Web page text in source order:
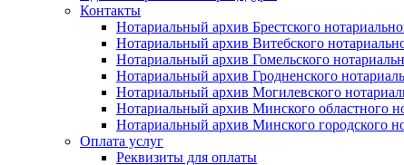
Контакты
Нотариальный архив Брестского
Нотариальный архив Витебского
Нотариальный архив Гомельского
Нотариальный архив Гродненского
Нотариальный архив Могилевского
Нотариальный архив Минского областного
Нотариальный архив Минского городского
Оплата услуг
Реквизиты для оплаты